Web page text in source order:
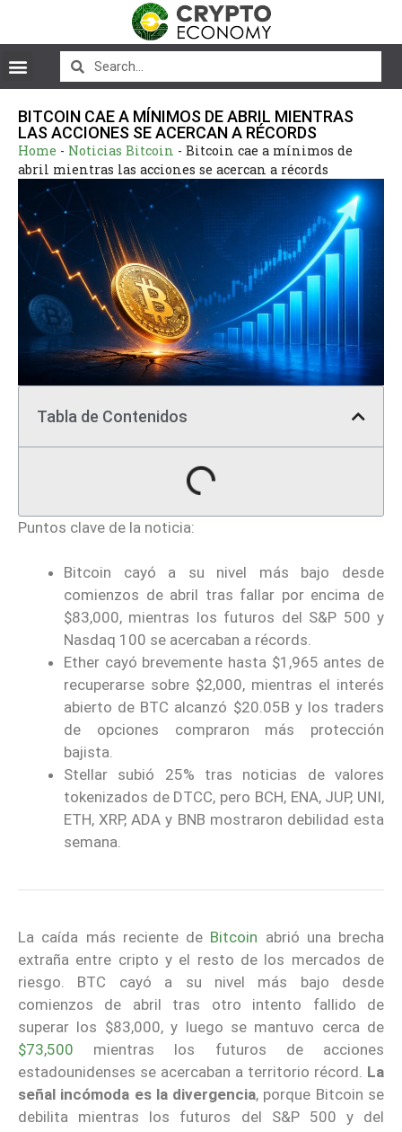
BITCOIN CAE A MÍNIMOS DE ABRIL MIENTRAS
LAS ACCIONES SE ACERCAN A RÉCORDS
Home - Noticias Bitcoin - Bitcoin cae a mínimos de
abril mientras las acciones se acercan a récords
Tabla de Contenidos
Puntos clave de la noticia:
Bitcoin cayó a su nivel más bajo desde
comienzos de abril tras fallar por encima de
$83,000, mientras los futuros del S&P 500 y
Nasdaq 100 se acercaban a récords.
Ether cayó brevemente hasta $1,965 antes de
recuperarse sobre $2,000, mientras el interés
abierto de BTC alcanzó $20.05B y los traders
de opciones compraron más protección
bajista.
Stellar subió 25% tras noticias de valores
tokenizados de DTCC, pero BCH, ENA, JUP, UNI,
ETH, XRP, ADA y BNB mostraron debilidad esta
semana.
La caída más reciente de Bitcoin abrió una brecha
extraña entre cripto y el resto de los mercados de
riesgo. BTC cayó a su nivel más bajo desde
comienzos de abril tras otro intento fallido de
superar los $83,000, y luego se mantuvo cerca de
$73,500 mientras los futuros de acciones
estadounidenses se acercaban a territorio récord. La
señal incómoda es la divergencia, porque Bitcoin se
debilita mientras los futuros del S&P 500 y del